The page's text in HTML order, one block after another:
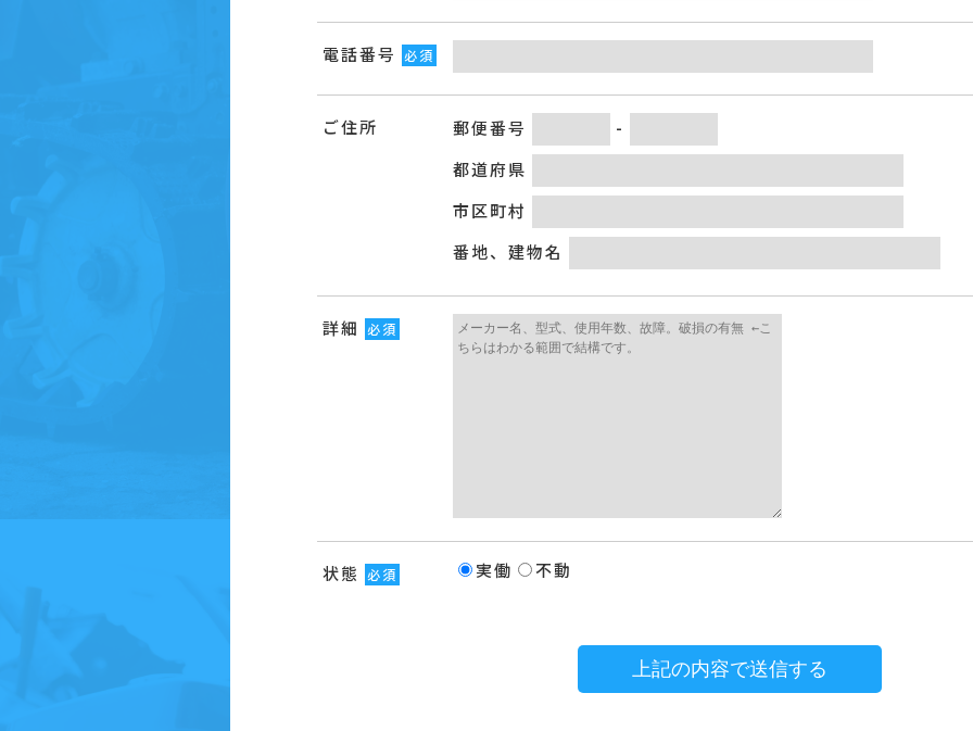
電話番号 必須
ご住所 郵便番号
-
都道府県
市区町村
番地、建物名
詳細 必須
状態 必須 実働 不動